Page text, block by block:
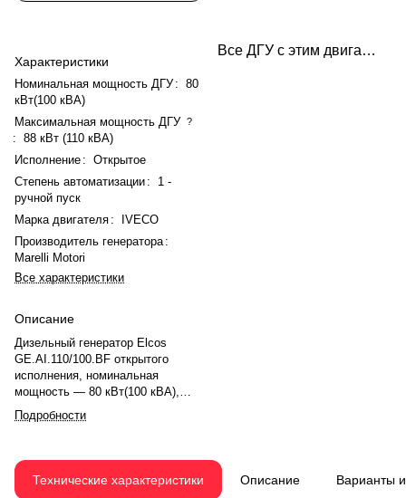
Характеристики
Номинальная мощность ДГУ : 80
кВт(100 кВА)
Максимальная мощность ДГУ ?
: 88 кВт (110 кВА)
Исполнение : Открытое
Степень автоматизации :
1 -
ручной пуск
Марка двигателя :
IVECO
Производитель генератора :
Marelli Motori
Все характеристики
Описание
Дизельный генератор Elcos
GE.AI.110/100.BF открытого
исполнения, номинальная
мощность — 80 кВт(100 кВА),
максимальная — 88 кВт (110
кВА). Двигатель IVECO
механический регулятором
оборотов. Номинальная
Подробности
Все ДГУ с этим двигателем
Технические характеристики Описание Варианты